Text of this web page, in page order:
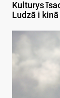
Kulturys
Ludzā i kinā